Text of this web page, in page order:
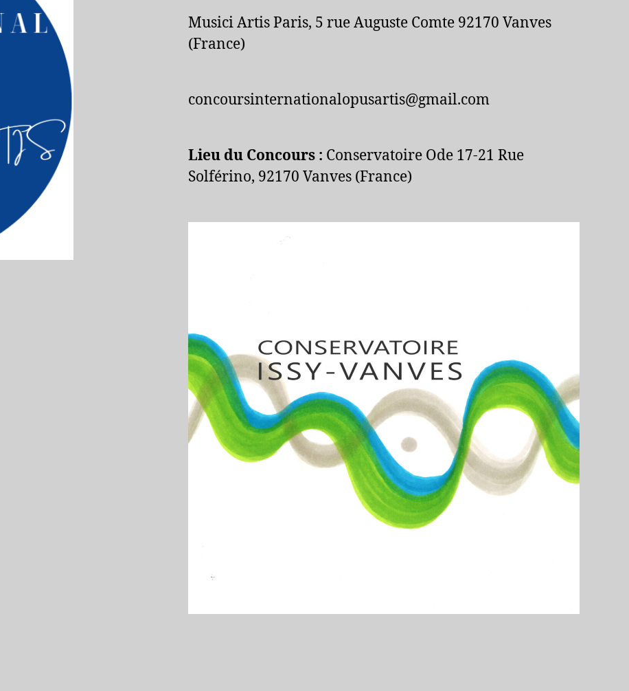
Musici Artis Paris, 5 rue Auguste Comte 92170 Vanves
(France)
concoursinternationalopusartis@gmail.com
Lieu du Concours : Conservatoire Ode 17-21 Rue
Solférino, 92170 Vanves (France)